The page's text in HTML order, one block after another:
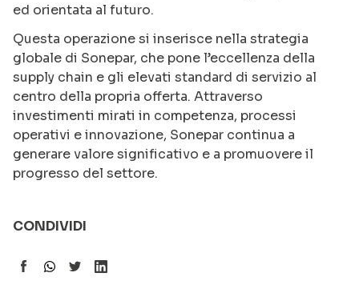
ed orientata al futuro.
Questa operazione si inserisce nella strategia
globale di Sonepar, che pone l’eccellenza della
supply chain e gli elevati standard di servizio al
centro della propria offerta. Attraverso
investimenti mirati in competenza, processi
operativi e innovazione, Sonepar continua a
generare valore significativo e a promuovere il
progresso del settore.
CONDIVIDI